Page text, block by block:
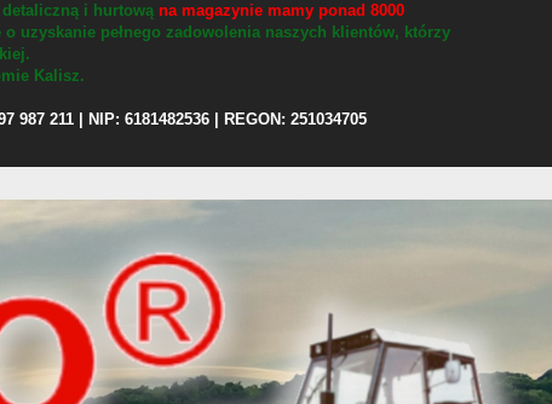
i hurtową na magazynie mamy ponad 8000
o uzyskanie pełnego zadowolenia naszych klientów, którzy
Kalisz.
211 | NIP: 6181482536 | REGON: 251034705